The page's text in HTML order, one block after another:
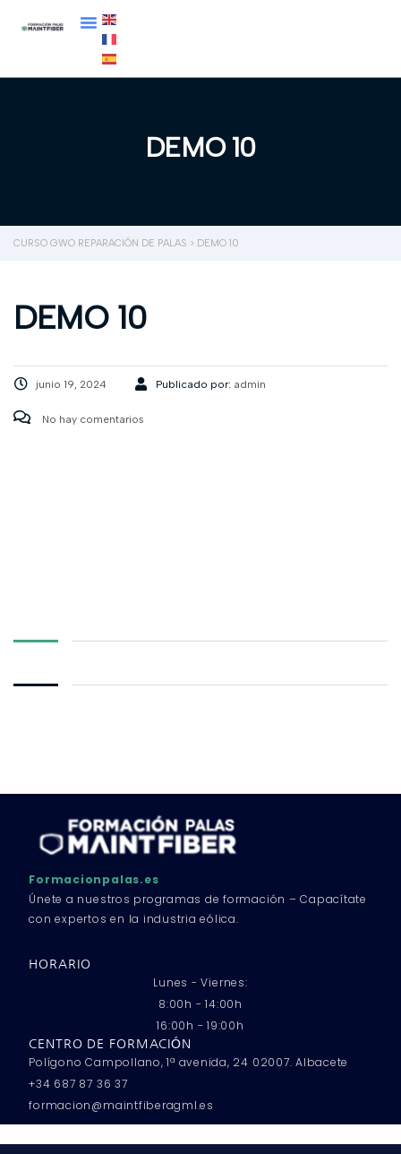
DEMO 10
CURSO GWO REPARACIÓN DE PALAS > DEMO 10
DEMO 10
junio 19, 2024 Publicado por: admin
No hay comentarios
Formacionpalas.es
Únete a nuestros programas de formación – Capacítate
con expertos en la industria eólica.
HORARIO
Lunes - Viernes:
8:00h - 14:00h
16:00h - 19:00h
CENTRO DE FORMACIÓN
Polígono Campollano, 1ª avenida, 24 02007. Albacete
+34 687 87 36 37
formacion@maintfiberagml.es